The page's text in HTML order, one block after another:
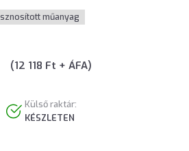
műanyag
(12 118 Ft + ÁFA)
Külső raktár:
KÉSZLETEN